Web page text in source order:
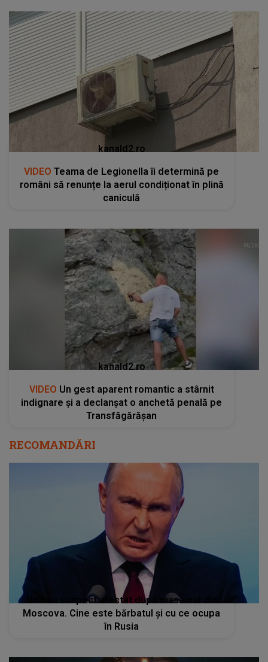
kanald2.ro
VIDEO Teama de Legionella îi determină pe
români să renunțe la aerul condiționat în plină
caniculă
kanald2.ro
VIDEO Un gest aparent romantic a stârnit
indignare și a declanșat o anchetă penală pe
Transfăgărășan
RECOMANDĂRI
Un nou suspect arestat după masacrul din
Moscova. Cine este bărbatul și cu ce ocupa
în Rusia